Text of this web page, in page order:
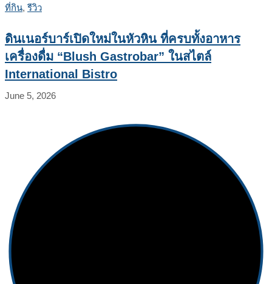
ที่กิน, รีวิว
ดินเนอร์บาร์เปิดใหม่ในหัวหิน ที่ครบทั้งอาหาร
เครื่องดื่ม “Blush Gastrobar” ในสไตล์
International Bistro
June 5, 2026